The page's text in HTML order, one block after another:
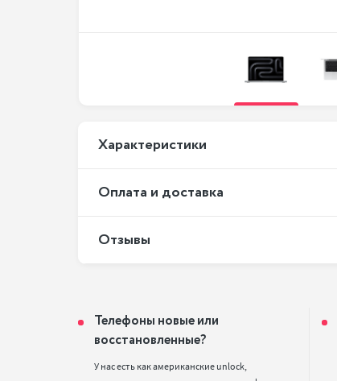
Xарактеристики
Оплата и доставка
Отзывы
Телефоны новые или
восстановленные?
У нас есть как американские unlock,